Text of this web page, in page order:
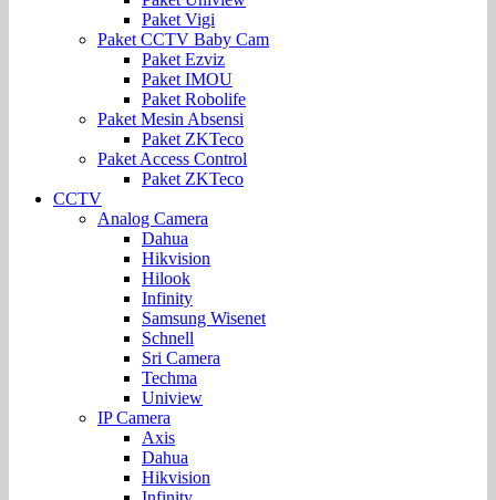
Paket Vigi
Paket CCTV Baby Cam
Paket Ezviz
Paket IMOU
Paket Robolife
Paket Mesin Absensi
Paket ZKTeco
Paket Access Control
Paket ZKTeco
CCTV
Analog Camera
Dahua
Hikvision
Hilook
Infinity
Samsung Wisenet
Schnell
Sri Camera
Techma
Uniview
IP Camera
Axis
Dahua
Hikvision